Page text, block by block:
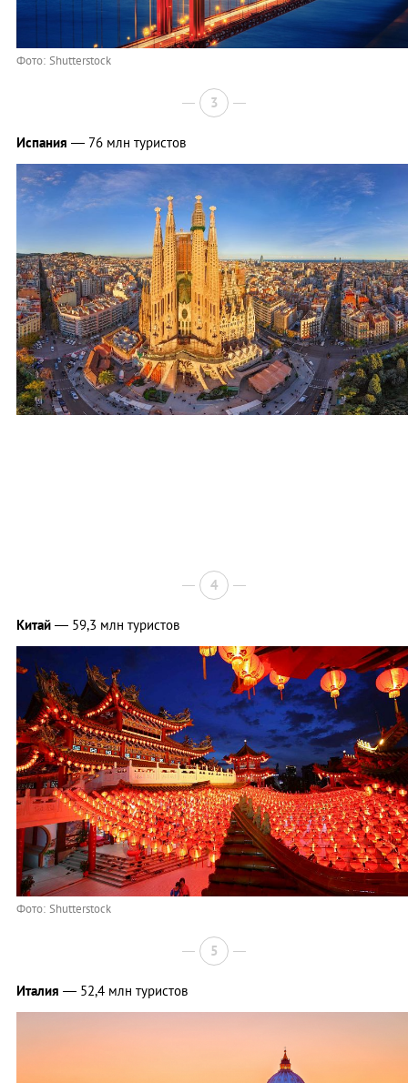
Фото: Shutterstock
3
Испания — 76 млн туристов
4
Китай — 59,3 млн туристов
Фото: Shutterstock
5
Италия — 52,4 млн туристов